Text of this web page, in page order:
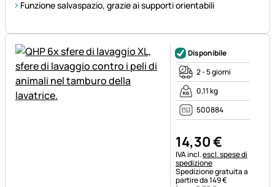
Funzione salvaspazio, grazie ai supporti orientabili
Disponibile
2 - 5 giorni
0,11 kg
500884
14,30€
Informazioni fiscali:
IVA incl.escl. spese di
spedizione
Spedizione gratuita a
partire da 149 €